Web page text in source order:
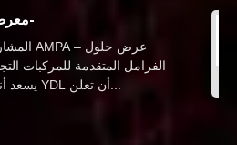
معرض في 2026-
الفرامل المتقدمة للمركبات
يسعد أنظمة الفرامل YDL أن تعلن...